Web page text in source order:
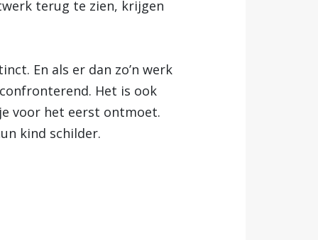
terug te zien, krijgen
En als er dan zo’n werk
Het is ook
voor het eerst ontmoet.
kind schilder.